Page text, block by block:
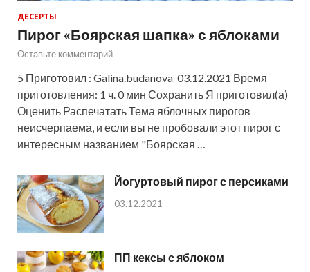
ДЕСЕРТЫ
Пирог «Боярская шапка» с яблоками
Оставьте комментарий
5 Приготовил : Galina.budanova 03.12.2021 Время
приготовления: 1 ч. 0 мин Сохранить Я приготовил(а)
Оценить Распечатать Тема яблочных пирогов
неисчерпаема, и если вы не пробовали этот пирог с
интересным названием "Боярская …
Йогуртовый пирог с персиками
03.12.2021
ПП кексы с яблоком